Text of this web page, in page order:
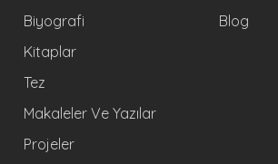
Biyografi
Kitaplar
Tez
Makaleler Ve Yazılar
Projeler
Blog